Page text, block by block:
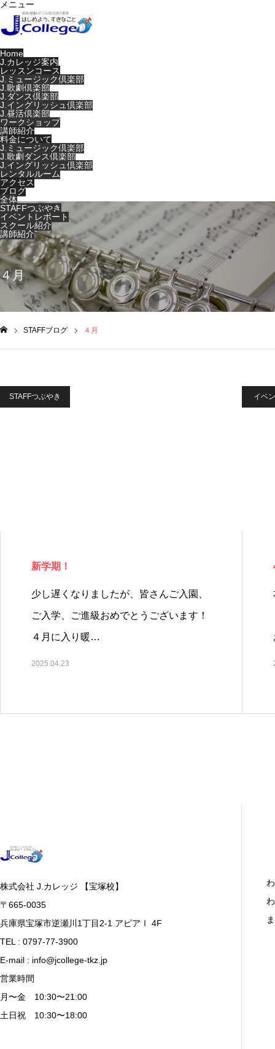
メニュー
Home
J.カレッジ案内
レッスンコース
J.ミュージック倶楽部
J.歌劇倶楽部
J.ダンス倶楽部
J.イングリッシュ倶楽部
J.昼活倶楽部
ワークショップ
講師紹介
料金について
J.ミュージック倶楽部
J.歌劇ダンス倶楽部
J.イングリッシュ倶楽部
レンタルルーム
アクセス
ブログ
全体
STAFFつぶやき
イベントレポート
スクール紹介
講師紹介
４月
STAFFブログ ４月
STAFFつぶやき
新学期！
少し遅くなりましたが、皆さんご入園、
ご入学、ご進級おめでとうございます！
４月に入り暖…
2025.04.23
イベ
株式会社 J.カレッジ 【宝塚校】
〒665-0035
兵庫県宝塚市逆瀬川1丁目2-1 アピアⅠ 4F
TEL : 0797-77-3900
E-mail : info@jcollege-tkz.jp
営業時間
月〜金 10:30〜21:00
土日祝 10:30〜18:00